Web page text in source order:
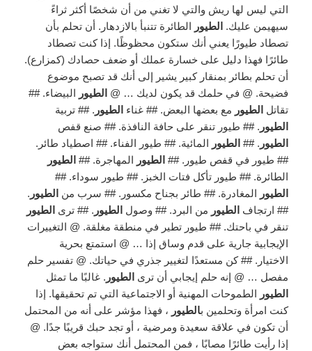
التي ليس لها ريش والتي لا تغني من أن شخصًا أكثر ثراءً
سيهيمن عليك. الطيور الطائرة تتنبأ بالازدهار. أن تحلم بأن
تصطاد طيورًا يعني أنك ستكون محظوظًا. إذا كنت تصطاد
طائرًا فهذا دليل على خسارة عملك أو ضعف حصادك (كمزارع).
أن تحلم بطائر بمنقار كبير يشير إلى أنك قد تصبح موضوع
فضيحة. @ في حلمك قد يكون لديك … @ الطيور البيضاء. ##
تقاتل الطيور مع بعضها البعض. ## غناء الطيور . ## تربية
الطيور . ## طيور تنقر على حافة النافذة. ## صنع قفص
الطيور . ## الطيور المائية. ## طيور الفناء. ## اصطياد طائر.
## طيور في قفص طيور. ## الطيور المهاجرة. ## الطيور
الطائرة. ## طيور تأكل فتات الخبز. ## طيور سوداء. ##
الطيور المغادرة. ## طائر بجناح مكسور. ## سرب من الطيور .
## ارتجاف الطيور من البرد. ## وصول الطيور . ## ترى الطيور
تنقر في باحتك. ## طيور تطير في منطقة مغلقة. @ التغييرات
الإيجابية جارية على قدم وساق إذا … @ استمتع بحرية
الاختيار. ## كن مستعدًا لتغيير جذري في حياتك. @ تفسير حلم
مفصل … @ إنه حلم إيجابي أن ترى الطيور . غالبًا ما تمثل
الطيور الطموحات المهنية أو الاجتماعية التي تم تحقيقها. إذا
كنت امرأة وتحلمين بالطيور ، فهذا مؤشر على أنه من المحتمل
أن تكون في علاقة سعيدة ومرضية ، أو تجد حبك قريبًا جدًا. @
إذا رأيت طائرًا مصابًا ، فمن المحتمل أنك ستواجه بعض